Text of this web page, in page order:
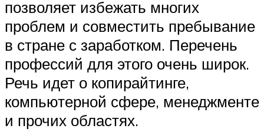
позволяет избежать многих
проблем и совместить пребывание
в стране с заработком. Перечень
профессий для этого очень широк.
Речь идет о копирайтинге,
компьютерной сфере, менеджменте
и прочих областях.